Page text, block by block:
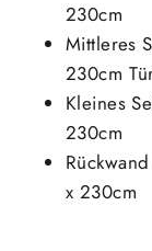
230cm
Mittleres
230cm
Kleines
230cm
x 230cm